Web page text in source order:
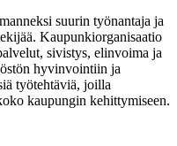
suurin työnantaja ja
Kaupunkiorganisaatio
sivistys, elinvoima ja
hyvinvointiin ja
työtehtäviä, joilla
kaupungin kehittymiseen.